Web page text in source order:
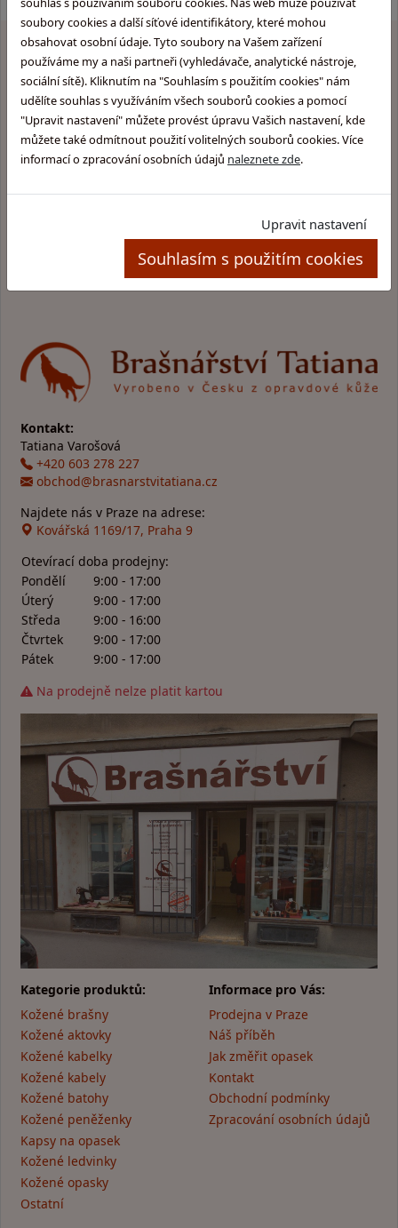
soubory cookies a další síťové identifikátory, které mohou
obsahovat osobní údaje. Tyto soubory na Vašem zařízení
používáme my a naši partneři (vyhledávače, analytické nástroje,
sociální sítě). Kliknutím na "Souhlasím s použitím cookies" nám
udělíte souhlas s využíváním všech souborů cookies a pomocí
"Upravit nastavení" můžete provést úpravu Vašich nastavení, kde
můžete také odmítnout použití volitelných souborů cookies. Více
informací o zpracování osobních údajů naleznete zde.
Upravit nastavení
Souhlasím s použitím cookies
Pročnakupovat u nás?
Produkty nejvyšší kvality
Vyrobeno v Česku
Vše z pravé kůže
Kontakt:
Tatiana Varošová
+420 603 278 227
obchod@brasnarstvitatiana.cz
Najdete nás v Praze na adrese:
Kovářská 1169/17, Praha 9
Otevírací doba prodejny:
Pondělí
9:00 - 17:00
Úterý
9:00 - 17:00
Středa
9:00 - 16:00
Čtvrtek
9:00 - 17:00
Pátek
9:00 - 17:00
Na prodejně nelze platit kartou
Kategorie produktů:
Kožené brašny
Kožené aktovky
Kožené kabelky
Kožené kabely
Kožené batohy
Kožené peněženky
Kapsy na opasek
Kožené ledvinky
Kožené opasky
Ostatní
Informace pro Vás:
Prodejna v Praze
Náš příběh
Jak změřit opasek
Kontakt
Obchodní podmínky
Zpracování osobních údajů